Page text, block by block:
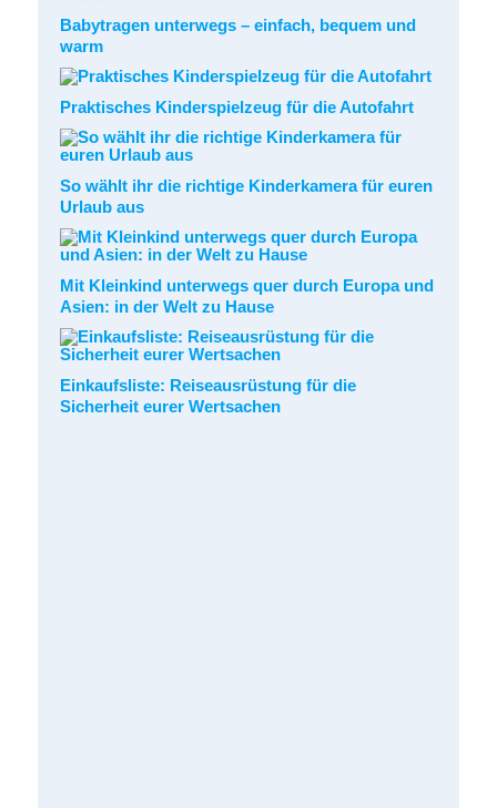
Babytragen unterwegs – einfach, bequem und
warm
Praktisches Kinderspielzeug für die Autofahrt
So wählt ihr die richtige Kinderkamera für euren
Urlaub aus
Mit Kleinkind unterwegs quer durch Europa und
Asien: in der Welt zu Hause
Einkaufsliste: Reiseausrüstung für die
Sicherheit eurer Wertsachen